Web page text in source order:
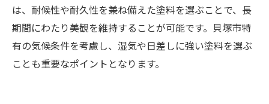
は、耐候性や耐久性を兼ね備えた塗料を選ぶことで、長
期間にわたり美観を維持することが可能です。貝塚市特
有の気候条件を考慮し、湿気や日差しに強い塗料を選ぶ
ことも重要なポイントとなります。